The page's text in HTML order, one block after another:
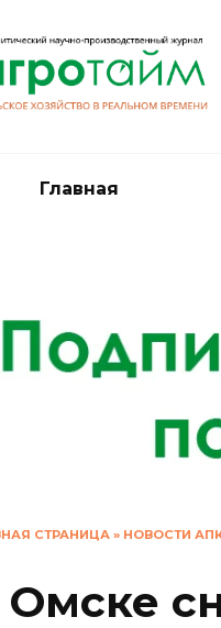
Главная
СТРАНИЦА » НОВОСТИ
Омске